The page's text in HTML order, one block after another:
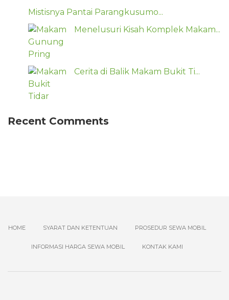
Mistisnya Pantai Parangkusumo...
Menelusuri Kisah Komplek Makam...
Cerita di Balik Makam Bukit Ti...
Recent Comments
HOME SYARAT DAN KETENTUAN PROSEDUR SEWA MOBIL
INFORMASI HARGA SEWA MOBIL KONTAK KAMI